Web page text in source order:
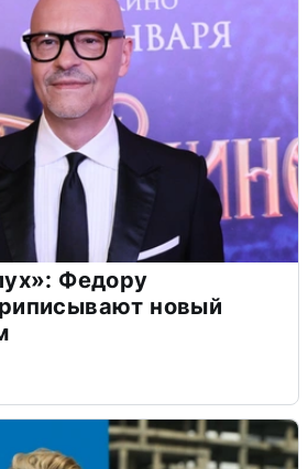
Федору
новый